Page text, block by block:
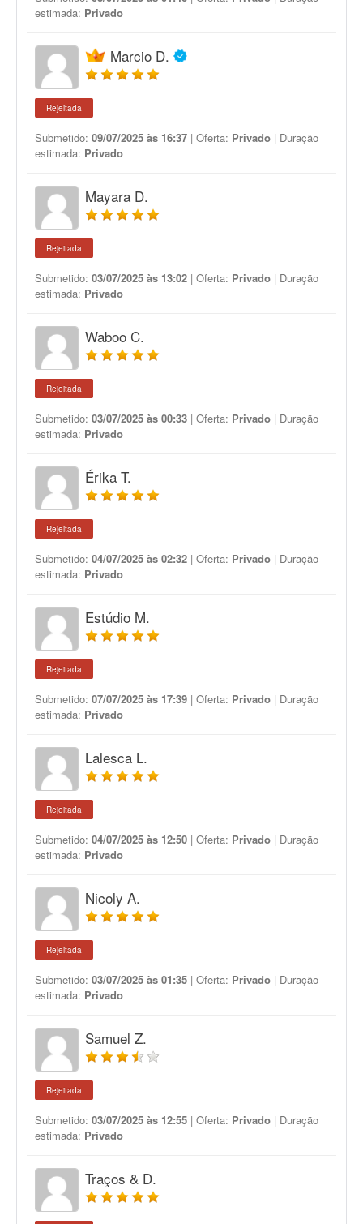
estimada: Privado
Marcio D.
Rejeitada
Submetido: 09/07/2025 às 16:37 | Oferta: Privado | Duração
estimada: Privado
Mayara D.
Rejeitada
Submetido: 03/07/2025 às 13:02 | Oferta: Privado | Duração
estimada: Privado
Waboo C.
Rejeitada
Submetido: 03/07/2025 às 00:33 | Oferta: Privado | Duração
estimada: Privado
Érika T.
Rejeitada
Submetido: 04/07/2025 às 02:32 | Oferta: Privado | Duração
estimada: Privado
Estúdio M.
Rejeitada
Submetido: 07/07/2025 às 17:39 | Oferta: Privado | Duração
estimada: Privado
Lalesca L.
Rejeitada
Submetido: 04/07/2025 às 12:50 | Oferta: Privado | Duração
estimada: Privado
Nicoly A.
Rejeitada
Submetido: 03/07/2025 às 01:35 | Oferta: Privado | Duração
estimada: Privado
Samuel Z.
Rejeitada
Submetido: 03/07/2025 às 12:55 | Oferta: Privado | Duração
estimada: Privado
Traços & D.